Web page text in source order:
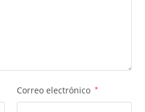
Correo electrónico *